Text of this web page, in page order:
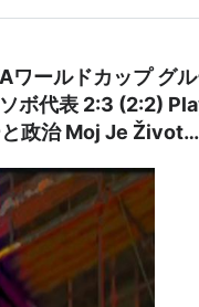
ワールドカップ グ
ボ代表 2:3 (2:2)